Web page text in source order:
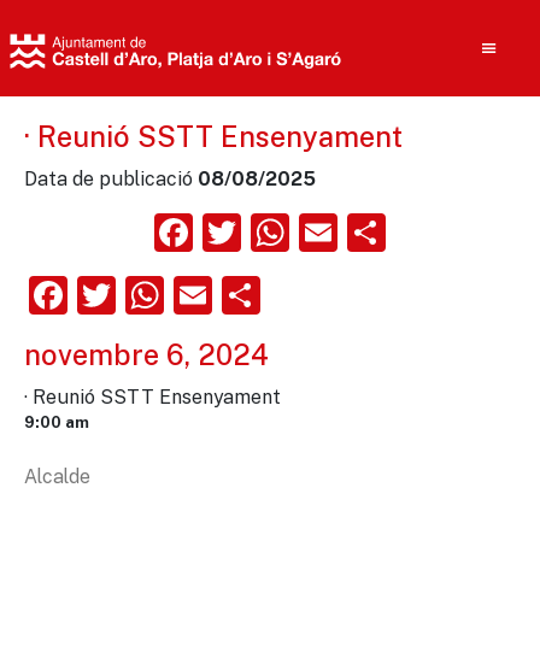
· Reunió SSTT Ensenyament
Data de publicació 08/08/2025
Facebook
Twitter
WhatsApp
Email
Facebook
Twitter
WhatsApp
Email
novembre 6, 2024
· Reunió SSTT Ensenyament
9:00 am
Alcalde